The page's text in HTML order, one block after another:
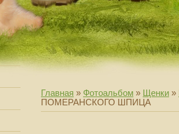
Главная » Фотоальбом » Щенки »
ПОМЕРАНСКОГО ШПИЦА